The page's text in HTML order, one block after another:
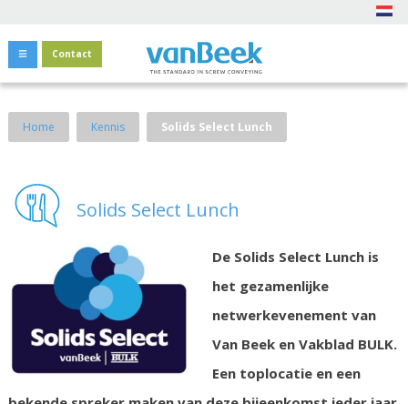
Contact
Home Kennis Solids Select Lunch
Solids Select Lunch
De Solids Select Lunch is
het gezamenlijke
netwerkevenement van
Van Beek en Vakblad BULK.
Een toplocatie en een